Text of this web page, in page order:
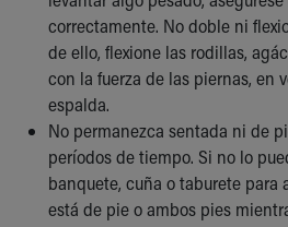
Calendar of Events
Community Mission
Connect With Us
Our Culture of Caring
Newsroom
Our Leadership
Quality and Patient Safety
Unity and Engagement
correctamente. No doble ni
de ello, flexione las rodillas,
con la fuerza de las piernas, en
espalda.
No permanezca sentada ni de
períodos de tiempo. Si no lo
banquete, cuña o taburete para
está de pie o ambos pies